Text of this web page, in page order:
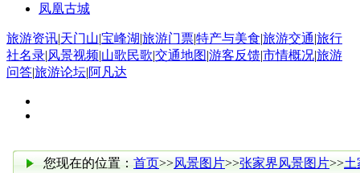
凤凰古城
旅游资讯|天门山|宝峰湖|旅游门票|特产与美食|旅游交通|旅行
社名录|风景视频|山歌民歌|交通地图|游客反馈|市情概况|旅游
问答|旅游论坛|阿凡达
您现在的位置： 首页>>风景图片>>张家界风景图片>>土